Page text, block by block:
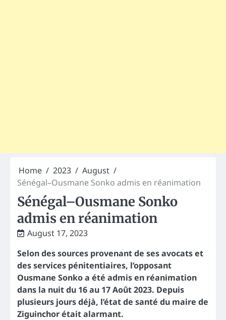
Home 2023
August
Sénégal–Ousmane Sonko admis en réanimation
Sénégal–Ousmane Sonko
admis en réanimation
August 17, 2023
Selon des sources provenant de ses avocats et
des services pénitentiaires, l’opposant
Ousmane Sonko a été admis en réanimation
dans la nuit du 16 au 17 Août 2023. Depuis
plusieurs jours déjà, l’état de santé du maire de
Ziguinchor était alarmant.